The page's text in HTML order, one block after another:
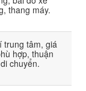
thang máy.
trung tâm, giá
hợp, thuận
chuyển.